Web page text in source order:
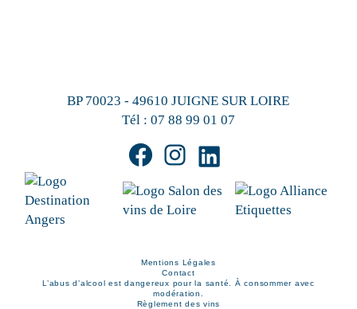
BP 70023 - 49610 JUIGNE SUR LOIRE
Tél : 07 88 99 01 07
Mentions Légales
Contact
L’abus d’alcool est dangereux pour la santé. À consommer avec
modération.
Règlement des vins